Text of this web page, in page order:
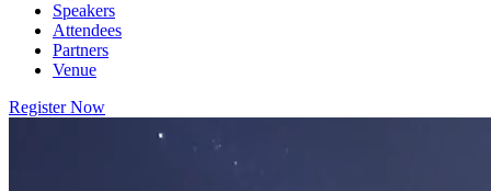
Speakers
Attendees
Partners
Venue
Register Now